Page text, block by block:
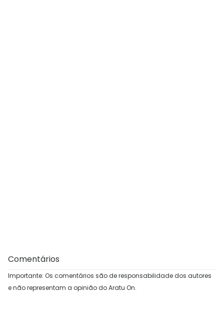
Comentários
Importante: Os comentários são de responsabilidade dos autores
e não representam a opinião do Aratu On.